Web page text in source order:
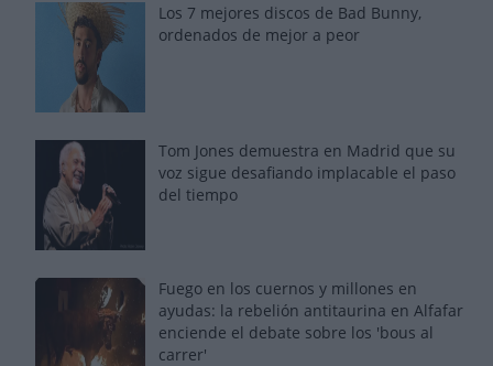
Los 7 mejores discos de Bad Bunny,
ordenados de mejor a peor
Tom Jones demuestra en Madrid que su
voz sigue desafiando implacable el paso
del tiempo
Fuego en los cuernos y millones en
ayudas: la rebelión antitaurina en Alfafar
enciende el debate sobre los 'bous al
carrer'